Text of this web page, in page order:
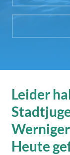
Leider
Heute